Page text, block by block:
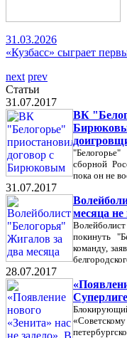
31.03.2026
«Кузбасс» сыграет
next prev
Статьи
31.07.2017
ВК
сборной
пока он не
31.07.2017
месяца
покинуть
команду,
28.07.2017